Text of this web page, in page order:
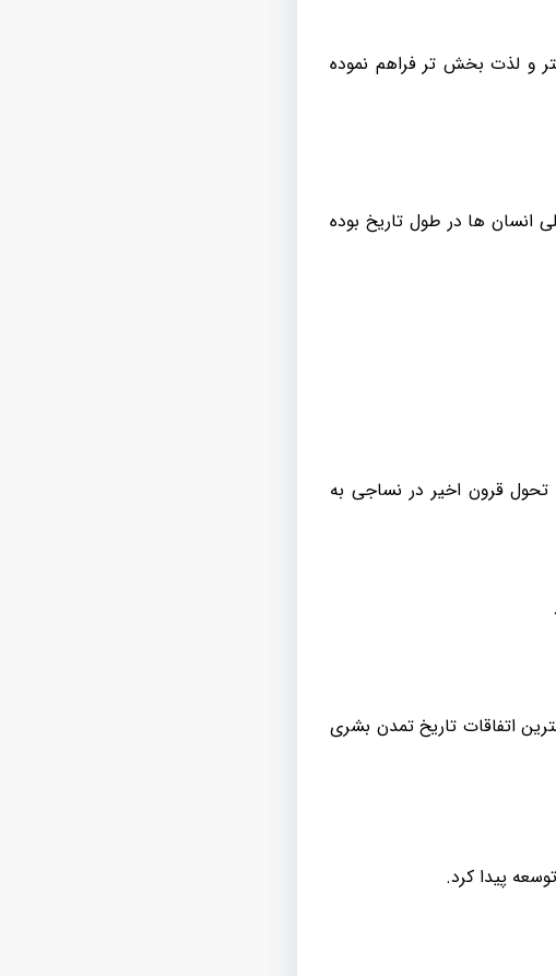
و لذت بخش تر فراهم نموده
انسان ها در طول تاریخ بوده
تحول قرون اخیر در نساجی به
اتفاقات تاریخ تمدن بشری
پیدا کرد.